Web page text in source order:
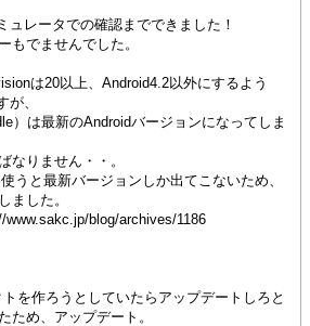
ュレータでの確認までできました！
もでませんでした。
は20以上、Android4.2以外にするよう
が、
は最新のAndroidバージョンになってしま
なりません・・。
うと最新バージョンしか出てこないため、
ました。
blog/archives/1186
を作ろうとしていたらアップデートしろと
ため、アップデート。